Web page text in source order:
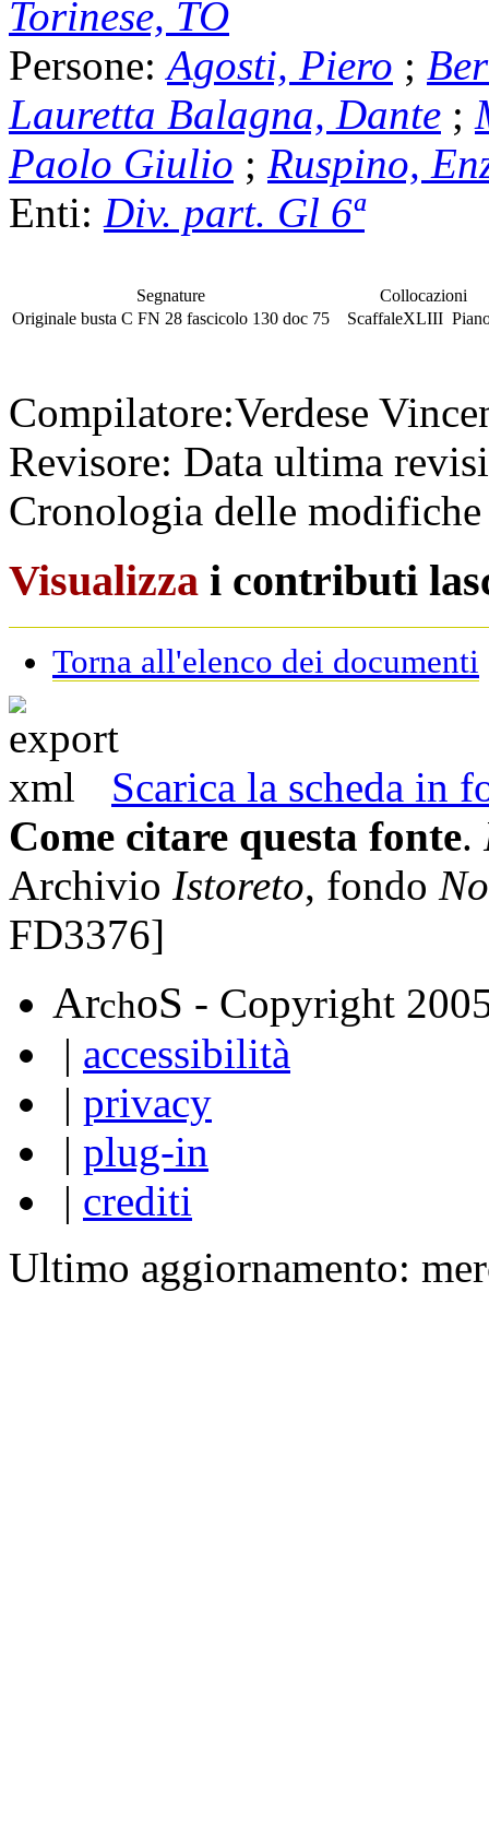
Torinese, TO
Persone: Agosti, Piero ;
Lauretta Balagna, Dante ;
Paolo Giulio ; Ruspino,
Enti: Div. part. Gl 6ª
Segnature
Originale busta C FN 28 fascicolo 130 doc 75
Collocazioni
ScaffaleXLIII
Compilatore:Verdese
Revisore: Data ultima
Cronologia delle
Visualizza i contributi
Torna all'elenco dei documenti
Scarica la scheda in
Come citare questa fonte.
Archivio Istoreto, fondo
FD3376]
ArchoS - Copyright
| accessibilità
| privacy
| plug-in
| crediti
Ultimo aggiornamento: